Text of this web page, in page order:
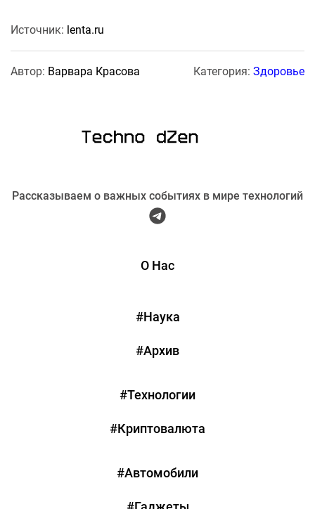
Источник: lenta.ru
Автор: Варвара Красова Категория: Здоровье
Рассказываем о важных событиях в мире технологий
О Нас
#Наука
#Архив
#Технологии
#Криптовалюта
#Автомобили